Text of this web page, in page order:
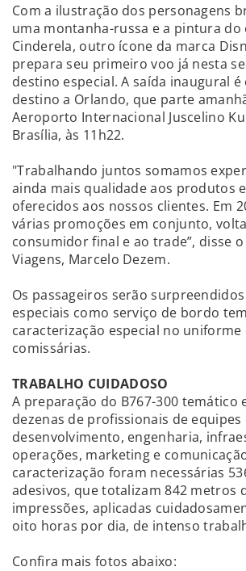
Com a ilustração dos personagens
uma montanha-russa e a pintura do
Cinderela, outro ícone da marca
prepara seu primeiro voo já nesta
destino especial. A saída inaugural é
destino a Orlando, que parte
Aeroporto Internacional Juscelino
Brasília, às 11h22.
"Trabalhando juntos somamos
ainda mais qualidade aos produtos
oferecidos aos nossos clientes. Em
várias promoções em conjunto,
consumidor final e ao trade”, disse
Viagens, Marcelo Dezem.
Os passageiros serão
especiais como serviço de bordo
caracterização especial no uniforme
comissárias.
TRABALHO CUIDADOSO
A preparação do B767-300 temático
dezenas de profissionais de equipes
desenvolvimento, engenharia,
operações, marketing e
caracterização foram necessárias
adesivos, que totalizam 842 metros
impressões, aplicadas
oito horas por dia, de intenso
Confira mais fotos abaixo: